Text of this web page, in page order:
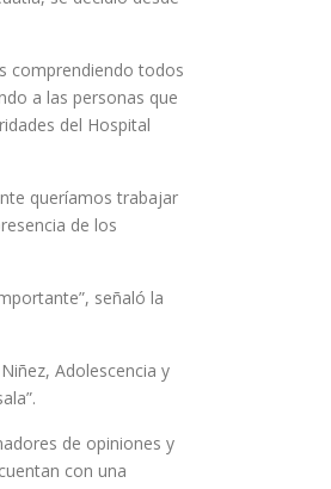
comprendiendo todos
a las personas que
del Hospital
queríamos trabajar
de los
señaló la
Adolescencia y
de opiniones y
con una